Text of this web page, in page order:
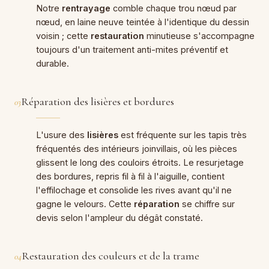
Notre rentrayage comble chaque trou nœud par
nœud, en laine neuve teintée à l'identique du dessin
voisin ; cette restauration minutieuse s'accompagne
toujours d'un traitement anti-mites préventif et
durable.
03Réparation des lisières et bordures
L'usure des lisières est fréquente sur les tapis très
fréquentés des intérieurs joinvillais, où les pièces
glissent le long des couloirs étroits. Le resurjetage
des bordures, repris fil à fil à l'aiguille, contient
l'effilochage et consolide les rives avant qu'il ne
gagne le velours. Cette réparation se chiffre sur
devis selon l'ampleur du dégât constaté.
04Restauration des couleurs et de la trame